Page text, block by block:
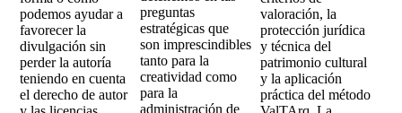
podemos ayudar a
favorecer la
divulgación sin
perder la autoría
teniendo en cuenta
el derecho de autor
preguntas
estratégicas que
son imprescindibles
tanto para la
creatividad como
para la
administración de
valoración, la
protección jurídica
y técnica del
patrimonio cultural
y la aplicación
práctica del método